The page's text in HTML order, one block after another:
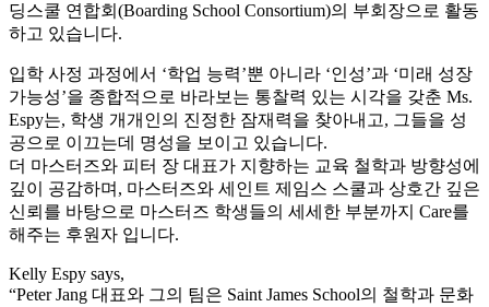
딩스쿨 연합회(Boarding School Consortium)의 부회장으로 활동
하고 있습니다.
입학 사정 과정에서 ‘학업 능력’뿐 아니라 ‘인성’과 ‘미래 성장
가능성’을 종합적으로 바라보는 통찰력 있는 시각을 갖춘 Ms.
Espy는, 학생 개개인의 진정한 잠재력을 찾아내고, 그들을 성
공으로 이끄는데 명성을 보이고 있습니다.
더 마스터즈와 피터 장 대표가 지향하는 교육 철학과 방향성에
깊이 공감하며, 마스터즈와 세인트 제임스 스쿨과 상호간 깊은
신뢰를 바탕으로 마스터즈 학생들의 세세한 부분까지 Care를
해주는 후원자 입니다.
Kelly Espy says,
“Peter Jang 대표와 그의 팀은 Saint James School의 철학과 문화